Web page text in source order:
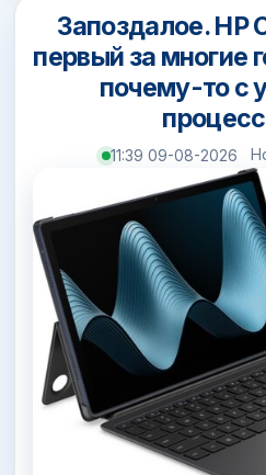
Запоздалое. HP
первый за многие
почему-то с
11:39 09-08-2026